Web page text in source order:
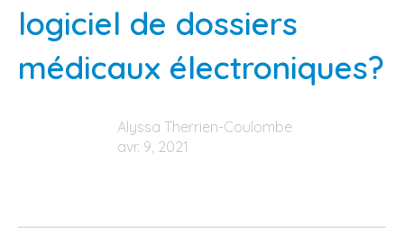
logiciel de dossiers
médicaux électroniques?
Alyssa Therrien-Coulombe
avr. 9, 2021